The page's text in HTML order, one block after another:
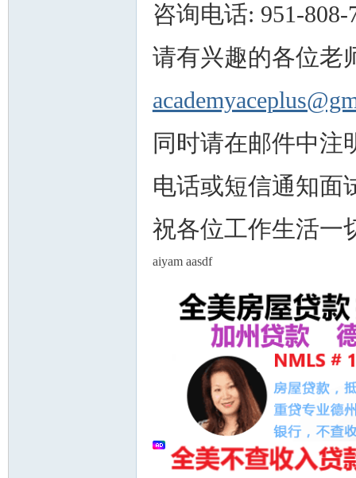
咨询电话: 951-808-
请有兴趣的各位老
同时请在邮件中注
电话或短信通知面
祝各位工作生活一
aiyam aasdf